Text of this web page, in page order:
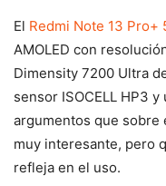
El Redmi Note 13 Pro+
AMOLED con
Dimensity 7200 Ultra
sensor ISOCELL HP3
argumentos que sobre
muy interesante, pero
refleja en el uso.